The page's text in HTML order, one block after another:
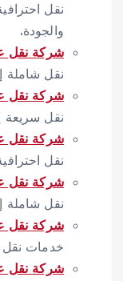
نقل
والجودة.
شركة نقل
نقل شاملة
شركة نقل
نقل سريعة
شركة نقل
نقل
شركة نقل
نقل شاملة
شركة نقل
خدمات نقل
شركة نقل